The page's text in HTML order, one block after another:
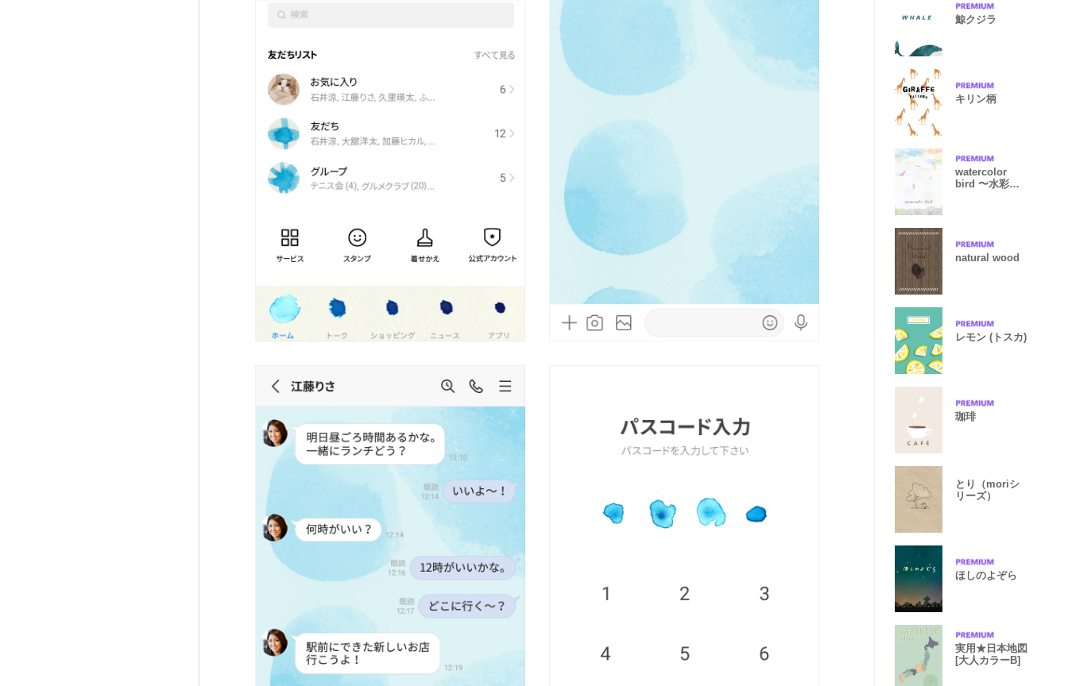
鯨クジラ
キリン柄
watercolor
bird 〜水彩の
natural wood
レモン (トスカ)
珈琲
とり（moriシ
リーズ）
ほしのよぞら
実用★日本地図
[大人カラーB]